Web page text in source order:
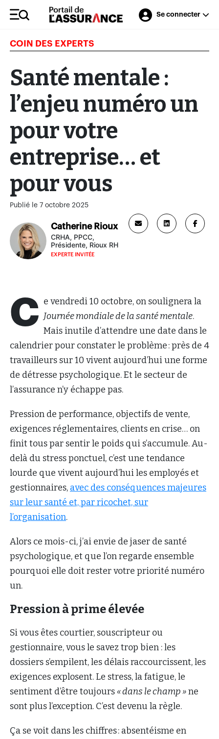
Se connecter
COIN DES EXPERTS
Santé mentale :
l’enjeu numéro un
pour votre
entreprise… et
pour vous
Publié le 7 octobre 2025
Catherine Rioux
CRHA, PPCC,
Présidente, Rioux RH
EXPERTE INVITÉE
C e vendredi 10 octobre, on soulignera la
Journéemondialede la santé mentale.
Mais inutile d’attendre une date dans le
calendrier pour constater le problème : près de 4
travailleurs sur 10 vivent aujourd’hui une forme
de détresse psychologique. Et le secteur de
l’assurance n’y échappe pas.
Pression de performance, objectifs de vente,
exigences réglementaires, clients en crise… on
finit tous par sentir le poids qui s’accumule. Au-
delà du stress ponctuel, c’est une tendance
lourde que vivent aujourd’hui les employés et
gestionnaires, avec des conséquences majeures
sur leur santé et, par ricochet, sur
l’organisation.
Alors ce mois-ci, j’ai envie de jaser de santé
psychologique, et que l’on regarde ensemble
pourquoi elle doit rester votre priorité numéro
un.
Pression à prime élevée
Si vous êtes courtier, souscripteur ou
gestionnaire, vous le savez trop bien : les
dossiers s’empilent, les délais raccourcissent, les
exigences explosent. Le stress, la fatigue, le
sentiment d’être toujours « dans le champ »ne
sont plus l’exception. C’est devenu la règle.
Ça se voit dans les chiffres : absentéisme en